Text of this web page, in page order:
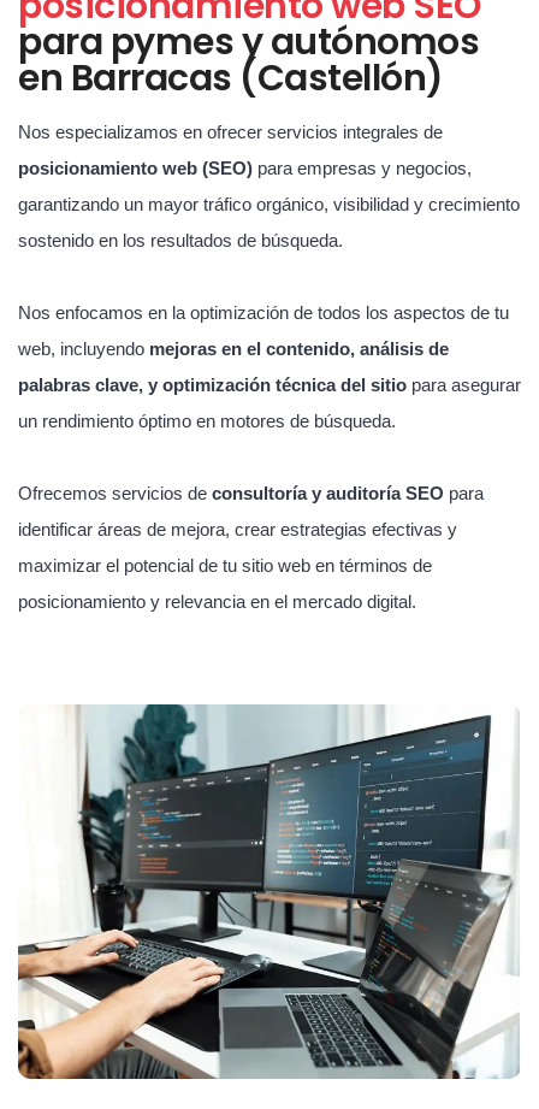
para pymes y autónomos
en Barracas (Castellón)
Nos especializamos en ofrecer servicios integrales de
posicionamiento web (SEO) para empresas y negocios,
garantizando un mayor tráfico orgánico, visibilidad y crecimiento
sostenido en los resultados de búsqueda.
Nos enfocamos en la optimización de todos los aspectos de tu
web, incluyendo mejoras en el contenido, análisis de
palabras clave, y optimización técnica del sitio para asegurar
un rendimiento óptimo en motores de búsqueda.
Ofrecemos servicios de consultoría y auditoría SEO para
identificar áreas de mejora, crear estrategias efectivas y
maximizar el potencial de tu sitio web en términos de
posicionamiento y relevancia en el mercado digital.